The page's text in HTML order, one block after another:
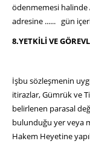
ödenmemesi halinde
adresine ...... gün
8.YETKİLİ VE
İşbu sözleşmenin
itirazlar, Gümrük ve
belirlenen parasal
bulunduğu yer veya
Hakem Heyetine